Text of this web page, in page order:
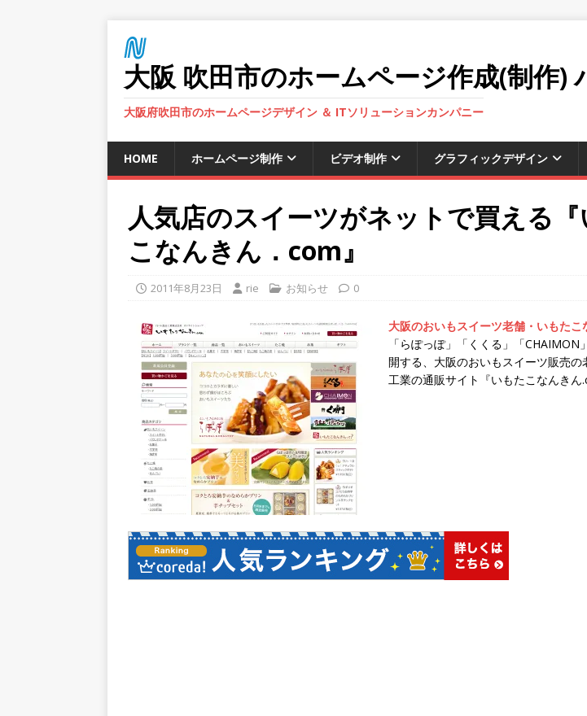
大阪 吹田市のホームページ作成(制作)
大阪府吹田市のホームページデザイン ＆ ITソリューションカンパニー
HOME ホームページ制作 ビデオ制作 グラフィックデザイン
人気店のスイーツがネットで買える『
こなんきん．com』
2011年8月23日 rie お知らせ 0
大阪のおいもスイーツ老舗・いもた
「らぽっぽ」「くくる」「CHAIMON
開する、大阪のおいもスイーツ販売の
工業の通販サイト『いもたこなんきん